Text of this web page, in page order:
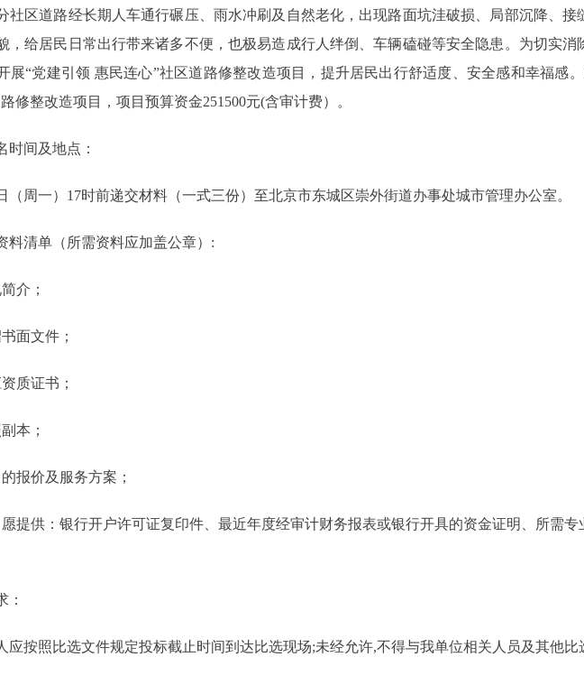
区道路经长期人车通行碾压、雨水冲刷及自然老化，出现路面坑洼破损、局部沉降、接
，给居民日常出行带来诸多不便，也极易造成行人绊倒、车辆磕碰等安全隐患。为切实消
展“党建引领 惠民连心”社区道路修整改造项目，提升居民出行舒适度、安全感和幸福感
修整改造项目，项目预算资金251500元(含审计费）。
间及地点：
周一）17时前递交材料（一式三份）至北京市东城区崇外街道办事处城市管理办公室。
清单（所需资料应加盖公章）:
介；
面文件；
质证书；
本；
价及服务方案；
供：银行开户许可证复印件、最近年度经审计财务报表或银行开具的资金证明、所需专
照比选文件规定投标截止时间到达比选现场;未经允许,不得与我单位相关人员及其他比